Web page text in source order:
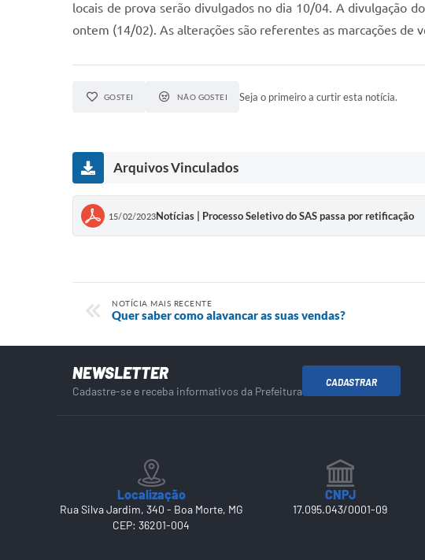
locais de prova serão divulgados no dia 10/04. A divulgação
ontem (14/02). As alterações são referentes as marcações de
GOSTEI NÃO GOSTEI Seja o primeiro a curtir esta notícia.
Arquivos Vinculados
15/02/2023Notícias | Processo Seletivo do SAS passa por retificação
NOTÍCIA MAIS RECENTE
Quer saber como alavancar as suas vendas?
NEWSLETTER
Cadastre-se e receba informativos da Prefeitura
CADASTRAR
Localização
Rua Silva Jardim, 340 - Boa Morte, MG
CEP: 36201-004
CNPJ
17.095.043/0001-09